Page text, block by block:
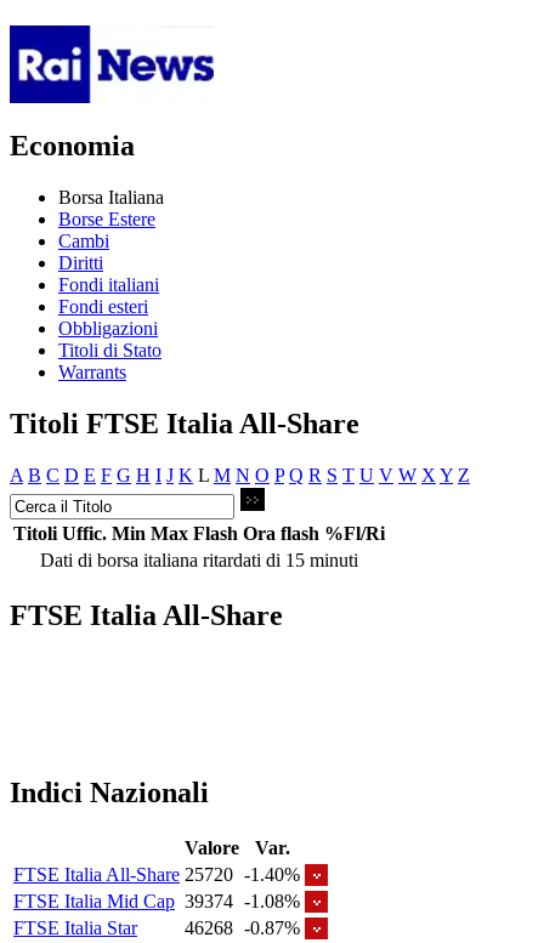
Economia
Borsa Italiana
Borse Estere
Cambi
Diritti
Fondi italiani
Fondi esteri
Obbligazioni
Titoli di Stato
Warrants
Titoli FTSE Italia All-Share
A B C D E F G H I J K L M N O P Q R S T U V W X Y Z
Titoli Uffic. Min Max Flash Ora flash %Fl/Ri
Dati di borsa italiana ritardati di 15 minuti
FTSE Italia All-Share
Indici Nazionali
Valore
Var.
FTSE Italia All-Share 25720 -1.40%
FTSE Italia Mid Cap 39374 -1.08%
FTSE Italia Star
46268 -0.87%